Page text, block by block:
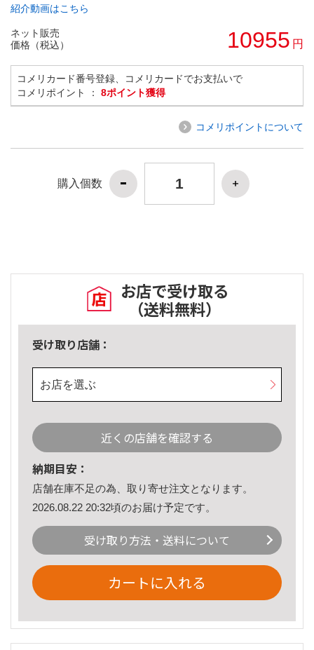
紹介動画はこちら
ネット販売
価格（税込）
10955 円
コメリカード番号登録、コメリカードでお支払いで
コメリポイント ： 8ポイント獲得
コメリポイントについて
購入個数
お店で受け取る
（送料無料）
受け取り店舗：
お店を選ぶ
近くの店舗を確認する
納期目安：
店舗在庫不足の為、取り寄せ注文となります。
2026.08.22 20:32頃のお届け予定です。
受け取り方法・送料について
カートに入れる